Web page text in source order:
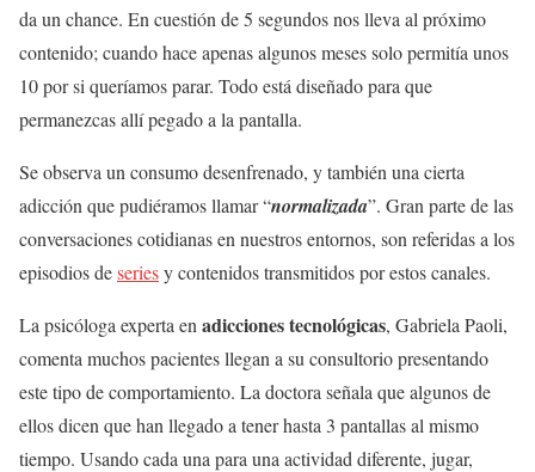
da un chance. En cuestión de 5 segundos nos lleva al próximo
contenido; cuando hace apenas algunos meses solo permitía unos
10 por si queríamos parar. Todo está diseñado para que
permanezcas allí pegado a la pantalla.
Se observa un consumo desenfrenado, y también una cierta
adicción que pudiéramos llamar “normalizada”. Gran parte de las
conversaciones cotidianas en nuestros entornos, son referidas a los
episodios deseriesy contenidos transmitidos por estos canales.
La psicóloga experta en adicciones tecnológicas, Gabriela Paoli,
comenta muchos pacientes llegan a su consultorio presentando
este tipo de comportamiento. La doctora señala que algunos de
ellos dicen que han llegado a tener hasta 3 pantallas al mismo
tiempo. Usando cada una para una actividad diferente, jugar,